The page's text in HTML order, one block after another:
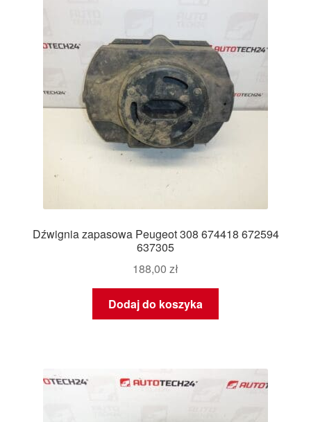
Dźwignia zapasowa Peugeot 308 674418 672594
637305
188,00 zł
Dodaj do koszyka